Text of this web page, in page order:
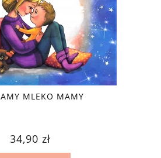
MLEKO MAMY
34,90 zł